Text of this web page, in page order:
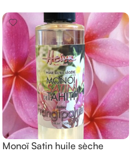
Monoï Satin huile sèche